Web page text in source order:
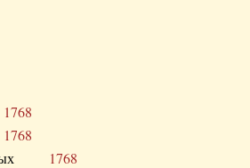
1768
1768
1768